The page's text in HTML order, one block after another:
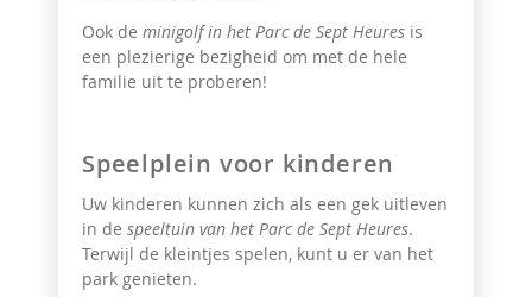
Ook de minigolf in het Parc de Sept Heures is
een plezierige bezigheid om met de hele
familie uit te proberen!
Speelplein voor kinderen
Uw kinderen kunnen zich als een gek uitleven
in de speeltuin van het Parc de Sept Heures.
Terwijl de kleintjes spelen, kunt u er van het
park genieten.